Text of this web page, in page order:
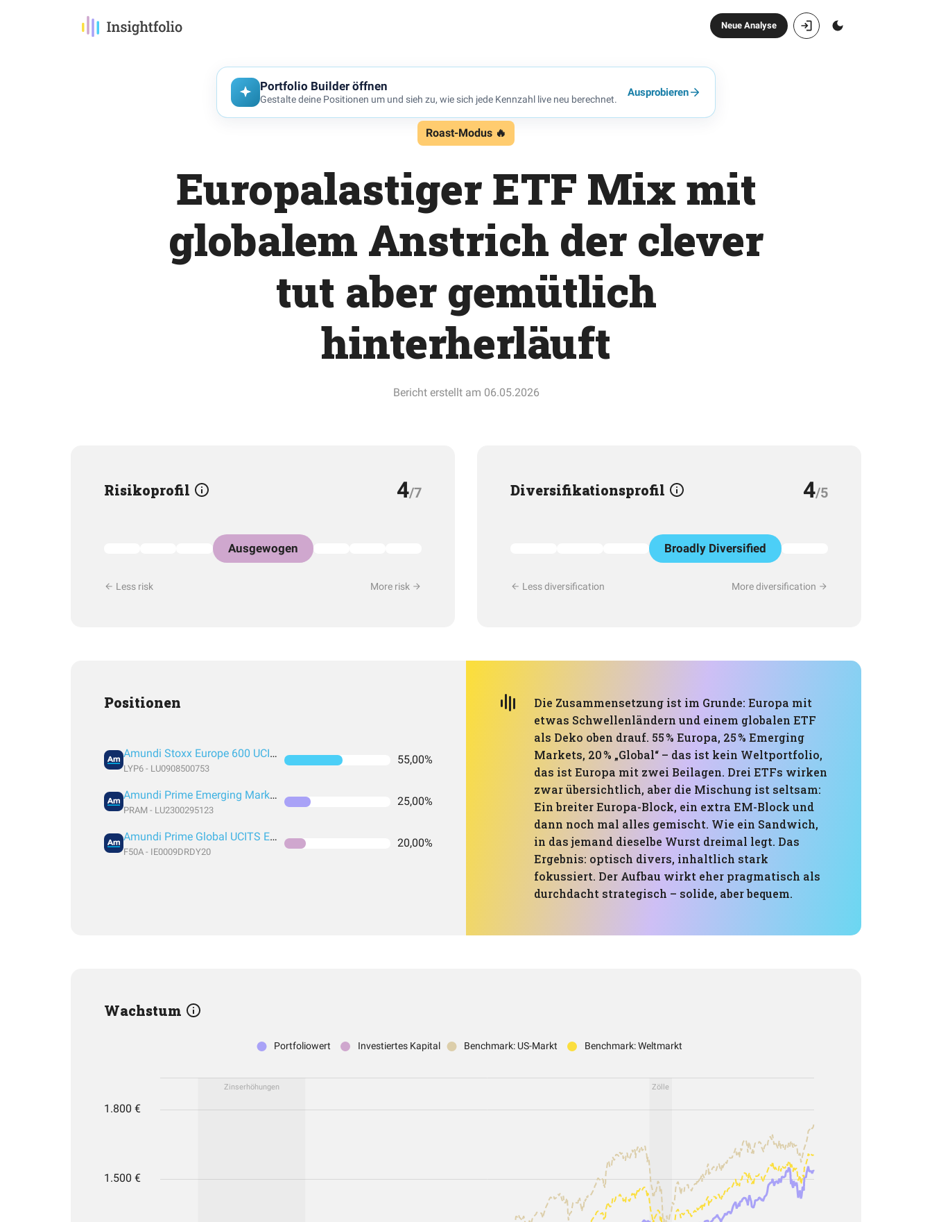
Neue Analyse
Portfolio Builder öffnen
Gestalte deine Positionen um und sieh zu, wie sich jede Kennzahl live neu berechnet.
Ausprobieren
Roast-Modus 🔥
Europalastiger ETF Mix mit
globalem Anstrich der clever
tut aber gemütlich
hinterherläuft
Bericht erstellt am 06.05.2026
Risikoprofil 4/7
Ausgewogen
Less risk More risk
Diversifikationsprofil 4/5
Broadly Diversified
Less diversification More diversification
Positionen
Amundi Stoxx Europe 600 UCITS ETF C EUR
LYP6 - LU0908500753
55,00%
Amundi Prime Emerging Markets UCITS ETF DR (C)
PRAM - LU2300295123
25,00%
Amundi Prime Global UCITS ETF Acc EUR
F50A - IE0009DRDY20
20,00%
Die Zusammensetzung ist im Grunde: Europa mit
etwas Schwellenländern und einem globalen ETF
als Deko oben drauf. 55 % Europa, 25 % Emerging
Markets, 20 % „Global“ – das ist kein Weltportfolio,
das ist Europa mit zwei Beilagen. Drei ETFs wirken
zwar übersichtlich, aber die Mischung ist seltsam:
Ein breiter Europa-Block, ein extra EM-Block und
dann noch mal alles gemischt. Wie ein Sandwich,
in das jemand dieselbe Wurst dreimal legt. Das
Ergebnis: optisch divers, inhaltlich stark
fokussiert. Der Aufbau wirkt eher pragmatisch als
durchdacht strategisch – solide, aber bequem.
Wachstum